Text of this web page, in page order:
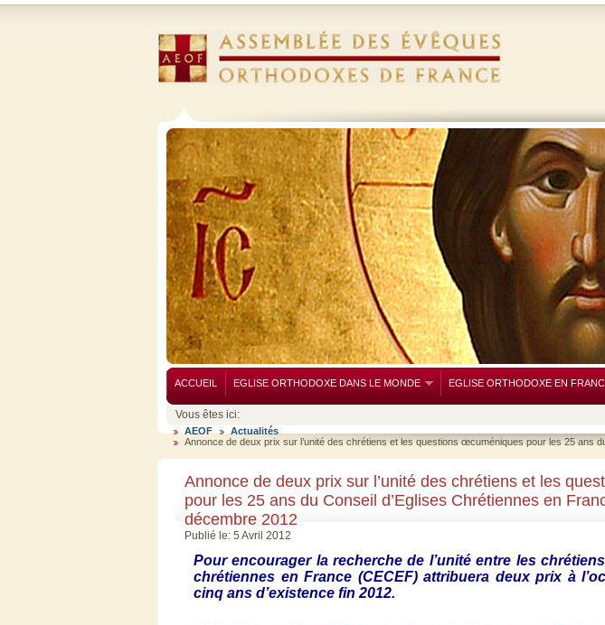
ACCUEIL EGLISE ORTHODOXE DANS LE MONDE EGLISE ORTHODOXE EN
Vous êtes ici:
AEOF
Actualités
Annonce de deux prix sur l’unité des chrétiens et les questions œcuméniques pour les 25 ans
Annonce de deux prix sur l’unité des chrétiens et les
pour les 25 ans du Conseil d’Eglises Chrétiennes en
décembre 2012
Publié le: 5 Avril 2012
Pour encourager larecherche de l’unité entre les chrétiens
chrétiennes en France (CECEF)attribuera deuxprix à
cinq ans d’existence fin 2012.